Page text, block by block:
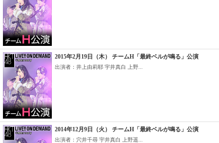
2015年2月19日（木） チームH「最終ベルが鳴る」公演
出演者：井上由莉耶 宇井真白 上野...
2014年12月9日（火） チームH「最終ベルが鳴る」公演
出演者：穴井千尋 宇井真白 上野遥...